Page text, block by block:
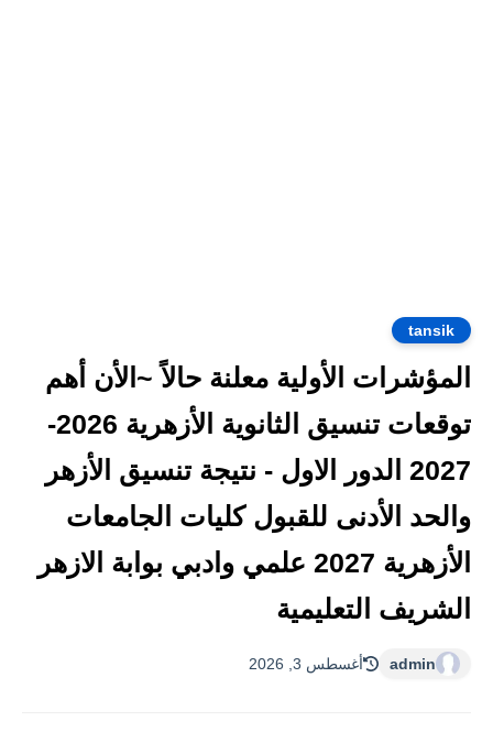
tansik
المؤشرات الأولية معلنة حالاً ~الأن أهم
توقعات تنسيق الثانوية الأزهرية 2026-
2027 الدور الاول - نتيجة تنسيق الأزهر
والحد الأدنى للقبول كليات الجامعات
الأزهرية 2027 علمي وادبي بوابة الازهر
الشريف التعليمية
admin أغسطس 3, 2026